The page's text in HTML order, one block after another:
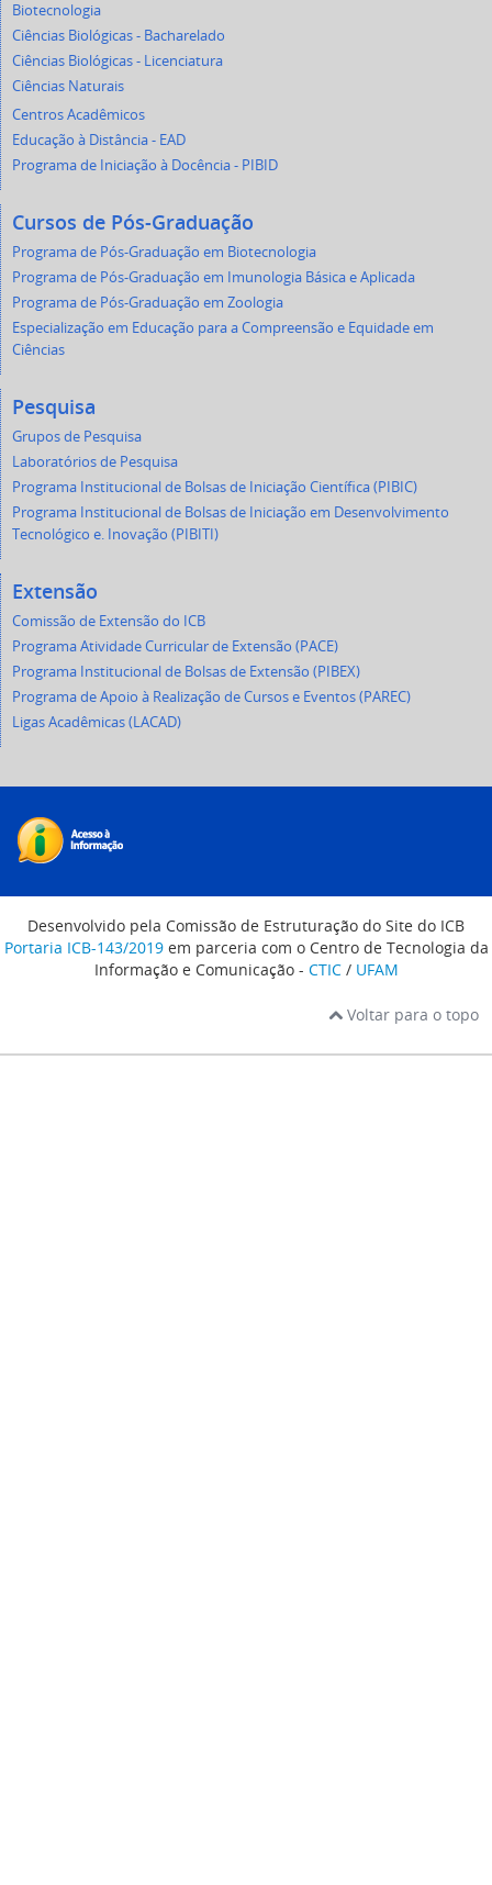
Biotecnologia
Ciências Biológicas - Bacharelado
Ciências Biológicas - Licenciatura
Ciências Naturais
Centros Acadêmicos
Educação à Distância - EAD
Programa de Iniciação à Docência - PIBID
Cursos de Pós-Graduação
Programa de Pós-Graduação em Biotecnologia
Programa de Pós-Graduação em Imunologia Básica e Aplicada
Programa de Pós-Graduação em Zoologia
Especialização em Educação para a Compreensão e Equidade em
Ciências
Pesquisa
Grupos de Pesquisa
Laboratórios de Pesquisa
Programa Institucional de Bolsas de Iniciação Científica (PIBIC)
Programa Institucional de Bolsas de Iniciação em Desenvolvimento
Tecnológico e. Inovação (PIBITI)
Extensão
Comissão de Extensão do ICB
Programa Atividade Curricular de Extensão (PACE)
Programa Institucional de Bolsas de Extensão (PIBEX)
Programa de Apoio à Realização de Cursos e Eventos (PAREC)
Ligas Acadêmicas (LACAD)
Desenvolvido pela Comissão de Estruturação do Site do ICB
Portaria ICB-143/2019em parceria com o Centro de Tecnologia da
Informação e Comunicação - CTIC/ UFAM
Voltar para o topo